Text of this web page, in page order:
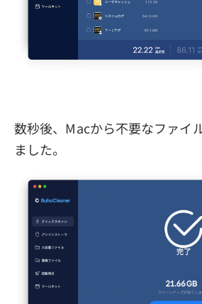
数秒後、Macから不要なファイ
ました。